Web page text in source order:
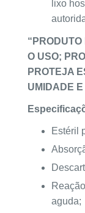
lixo
O USO;
PROTEJA
UMIDADE
Estéril
aguda;